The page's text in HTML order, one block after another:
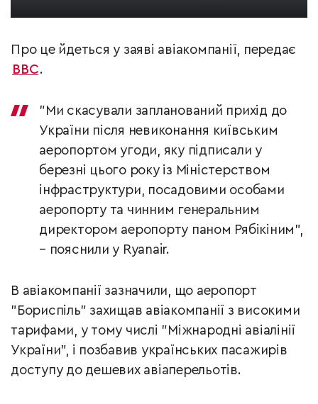
Про це йдеться у заяві авіакомпанії, передає
ВВС.
"Ми скасували запланований прихід до
України після невиконання київським
аеропортом угоди, яку підписали у
березні цього року із Міністерством
інфраструктури, посадовими особами
аеропорту та чинним генеральним
директором аеропорту паном Рябікіним",
– пояснили у Ryanair.
В авіакомпанії зазначили, що аеропорт
"Бориспіль" захищав авіакомпанії з високими
тарифами, у тому числі "Міжнародні авіалінії
України", і позбавив українських пасажирів
доступу до дешевих авіаперельотів.